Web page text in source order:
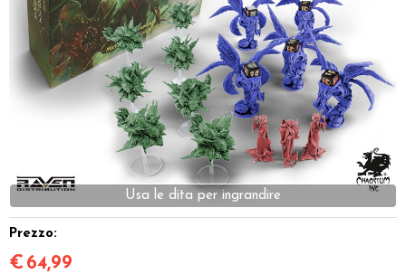
Dadi
Accessori
Giocattoli e Gadget
Offerte del Dragone
Prezzo:
€ 64,99